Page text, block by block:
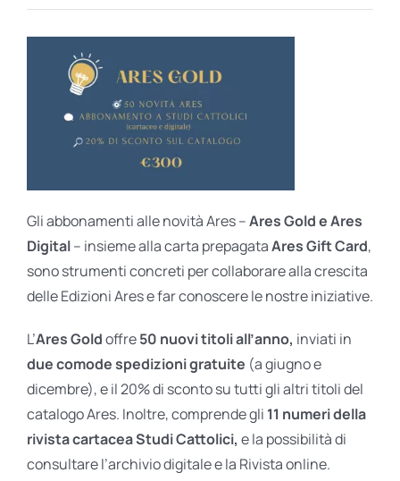
Gli abbonamenti alle novità Ares –Ares Gold e Ares
Digital– insieme alla carta prepagataAres Gift Card,
sono strumenti concreti per collaborare alla crescita
delle Edizioni Ares e far conoscere le nostre iniziative.
L’Ares Goldoffre50 nuovi titoli all’anno, inviati in
due comode spedizioni gratuite (a giugno e
dicembre), e il 20% di sconto su tutti gli altri titoli del
catalogo Ares. Inoltre, comprende gli 11 numeri della
rivista cartacea Studi Cattolici, e la possibilità di
consultare l’archivio digitale e la Rivista online.